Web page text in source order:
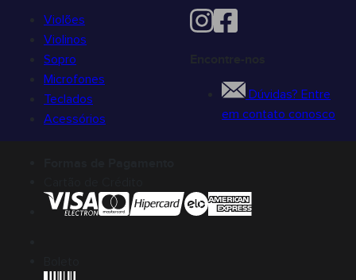
Violões
Violinos
Sopro
Microfones
Teclados
Acessórios
Dúvidas? Entre
em contato conosco